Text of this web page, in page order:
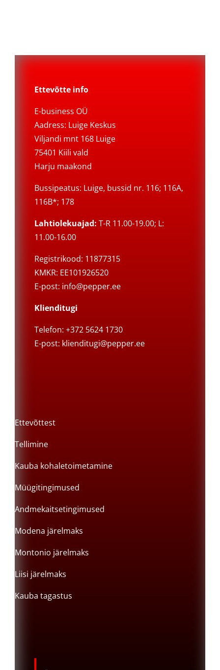
Ettevõtte info
E-business OÜ
Aadress: Luige Keskus
Viljandi mnt 168 Luige
75401 Kiili vald
Harju maakond
Bussipeatus: Luige, bussid nr. 116; 116A,
116B*; 178
Lahtiolekuajad: T-R 11.00-19.00; L:
11.00-16.00
Registrikood: 11877315
KMKR: EE101926520
E-post: info@pepper.ee
Klienditugi
Telefon: +372 5624 1730
E-post: klienditugi@pepper.ee
Ettevõttest
Tellimine
Kauba kohaletoimetamine
Müügitingimused
Andmekaitsetingimused
Modena järelmaks
Montonio järelmaks
Liisi järelmaks
Kauba tagastus